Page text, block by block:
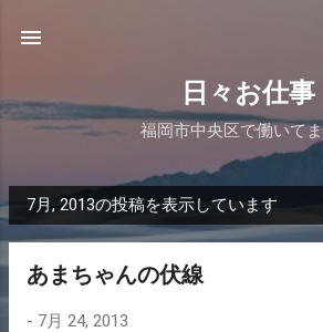
日々お仕事
福岡市中央区で働いて
投
7月, 2013の投稿を表示しています
あまちゃんの伏線
- 7月 24, 2013